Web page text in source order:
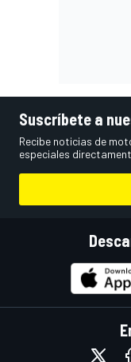
Suscríbete a
Recibe noticias de
especiales